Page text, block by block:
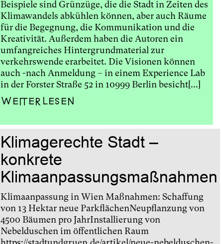
Beispiele sind Grünzüge, die die Stadt in Zeiten des
Klimawandels abkühlen können, aber auch Räume
für die Begegnung, die Kommunikation und die
Kreativität. Außerdem haben die Autoren ein
umfangreiches Hintergrundmaterial zur
verkehrswende erarbeitet. Die Visionen können
auch -nach Anmeldung – in einem Experience Lab
in der Forster Straße 52 in 10999 Berlin besicht[...]
Weiterlesen
Klimagerechte Stadt –
konkrete
Klimaanpassungsmaßnahmen
Klimaanpassung in Wien Maßnahmen: Schaffung
von 13 Hektar neue ParkflächenNeupflanzung von
4500 Bäumen pro JahrInstallierung von
Nebelduschen im öffentlichen Raum